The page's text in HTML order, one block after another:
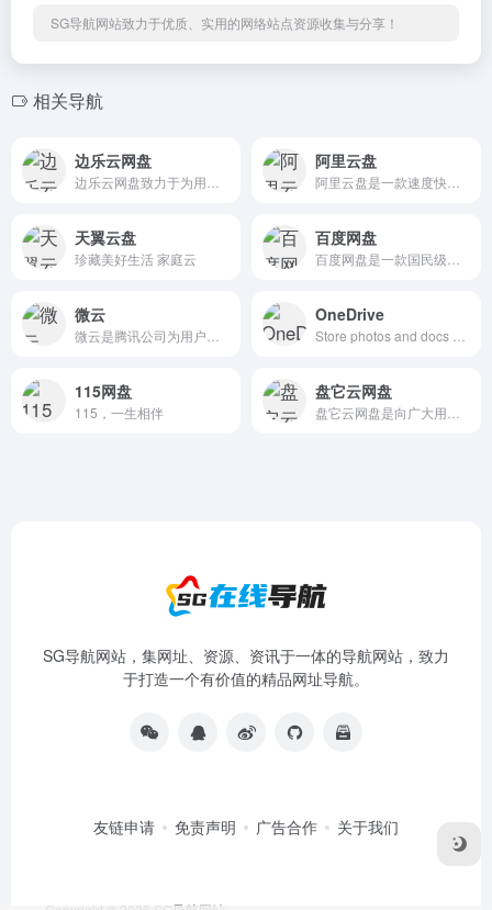
SG导航网站致力于优质、实用的网络站点资源收集与分享！
相关导航
边乐云网盘 阿里云盘
天翼云盘
珍藏美好生活 家庭云
百度网盘
微云 OneDrive
115网盘
115，一生相伴
盘它云网盘
SG导航网站，集网址、资源、资讯于一体的导航网站，致力
于打造一个有价值的精品网址导航。
友链申请 免责声明 广告合作 关于我们